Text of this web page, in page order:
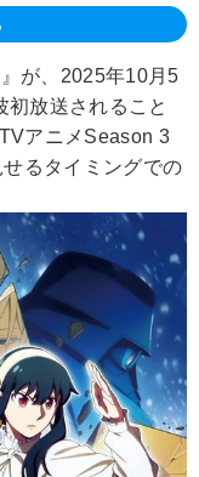
が、2025年10月5
初放送されること
アニメSeason 3
るタイミングでの